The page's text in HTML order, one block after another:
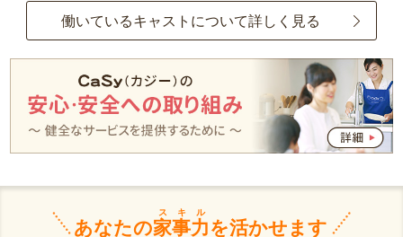
働いているキャストについて詳しく見る
あなたの家事力
スキル
を活かせます